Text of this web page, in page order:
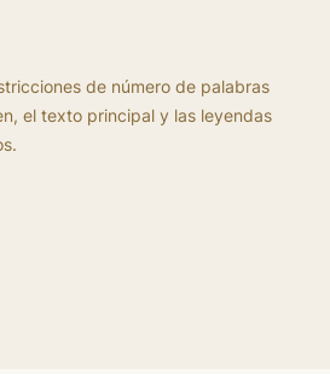
de número de palabras
el texto principal y las leyendas